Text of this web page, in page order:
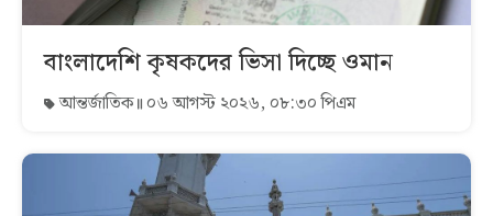
বাংলাদেশি কৃষকদের ভিসা দিচ্ছে ওমান
আন্তর্জাতিক ০৬ আগস্ট ২০২৬, ০৮:৩০ পিএম